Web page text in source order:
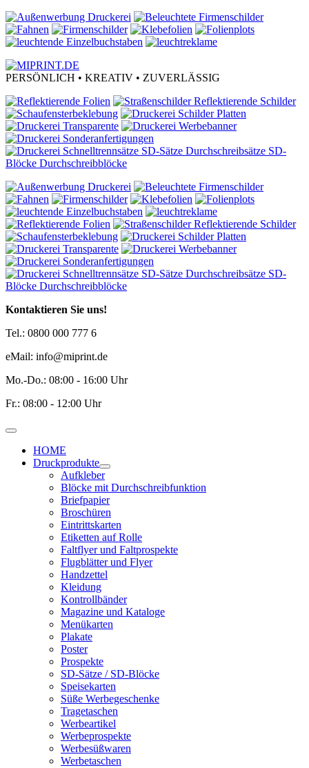
PERSÖNLICH • KREATIV • ZUVERLÄSSIG
Kontaktieren Sie uns!
Tel.: 0800 000 777 6
eMail: info@miprint.de
Mo.-Do.: 08:00 - 16:00 Uhr
Fr.: 08:00 - 12:00 Uhr
HOME
Druckprodukte
Aufkleber
Blöcke mit Durchschreibfunktion
Briefpapier
Broschüren
Eintrittskarten
Etiketten auf Rolle
Faltflyer und Faltprospekte
Flugblätter und Flyer
Handzettel
Kleidung
Kontrollbänder
Magazine und Kataloge
Menükarten
Plakate
Poster
Prospekte
SD-Sätze / SD-Blöcke
Speisekarten
Süße Werbegeschenke
Tragetaschen
Werbeartikel
Werbeprospekte
Werbesüßwaren
Werbetaschen